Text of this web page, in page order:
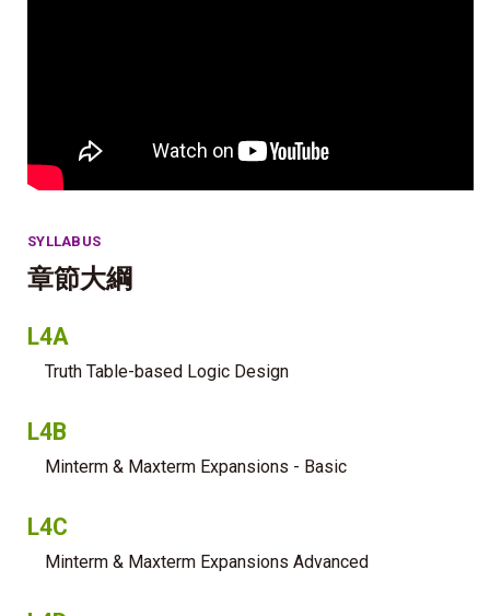
SYLLABUS
章節大綱
L4A
Truth Table-based Logic Design
L4B
Minterm & Maxterm Expansions - Basic
L4C
Minterm & Maxterm Expansions Advanced